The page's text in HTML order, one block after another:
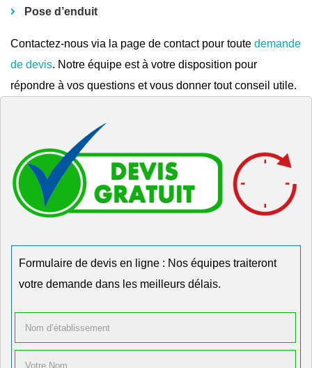
Pose d’enduit
Contactez-nous via la page de contact pour toute demande
de devis. Notre équipe est à votre disposition pour
répondre à vos questions et vous donner tout conseil utile.
Formulaire de devis en ligne : Nos équipes traiteront
votre demande dans les meilleurs délais.